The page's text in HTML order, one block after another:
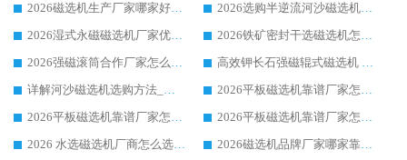
2026磁选机生产厂家哪家好?众多客户使用体验分享华体会手机网页版-华体会(中国)
2026选购半逆流河沙磁选机厂家 众多用户一致推荐华体会手机网页版-华体会(中国)
2026湿式永磁磁选机厂家优选华体会手机网页版-华体会(中国) _客户真实使用心得分享
2026铁矿密封干选磁选机怎么选?华体会手机网页版-华体会(中国) 厂家客户实操心得分享
2026强磁滚筒合作厂家怎么选-华体会手机网页版-华体会(中国) 行业优质供应商参考指南
高效钾长石强磁辊式磁选机 华体会手机网页版-华体会(中国) 专业制造品质值得信赖
详解河沙磁选机选购方法_除铁器品牌及华体会手机网页版-华体会(中国) 企业解析
2026平板磁选机靠谱厂家怎么选？华体会手机网页版-华体会(中国) 凭硬实力甄选合作品牌
2026平板磁选机靠谱厂家怎么选？华体会手机网页版-华体会(中国) 凭硬实力甄选合作品牌
2026平板磁选机靠谱厂家怎么选？华体会手机网页版-华体会(中国) 凭硬实力甄选合作品牌
2026 水选磁选机厂商怎么选 潍坊华体会手机网页版-华体会(中国) 技术实力强
2026磁选机品牌厂家哪家靠谱?行业优选华体会手机网页版-华体会(中国) 实力出众